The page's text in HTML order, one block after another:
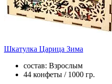
Шкатулка Царица Зима
состав: Взрослым
44 конфеты / 1000 гр.